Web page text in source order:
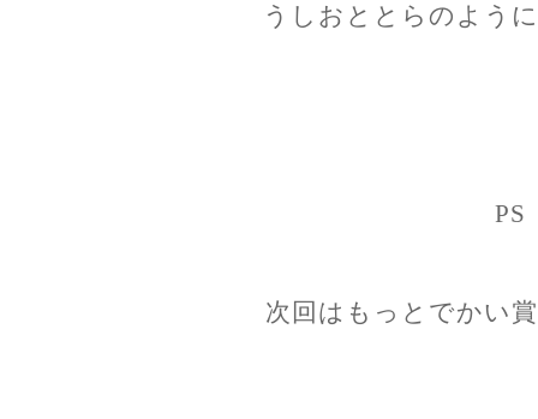
うしおととらのよう
PS
次回はもっとでかい